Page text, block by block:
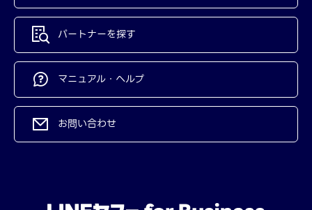
パートナーを探す
マニュアル・ヘルプ
お問い合わせ